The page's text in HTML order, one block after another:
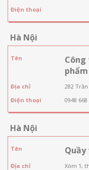
Điện thoại
Hà Nội
Tên
Địa chỉ
282
Điện thoại
0948 668
Hà Nội
Tên Quầy
Địa chỉ
Xóm 1,